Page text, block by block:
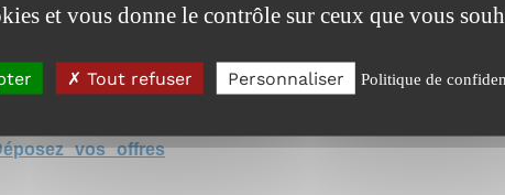
rencontre, une
vos offres
et vous donne le contrôle sur ceux que vous
Tout refuser Personnaliser Politique de